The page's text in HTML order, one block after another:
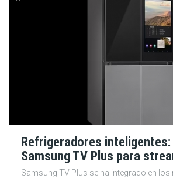
Refrigeradores
Samsung TV Plus para
Samsung TV Plus se ha integrado en